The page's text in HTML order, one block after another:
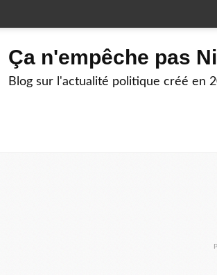
Ça n'empêche pas
Blog sur l'actualité politique créé en